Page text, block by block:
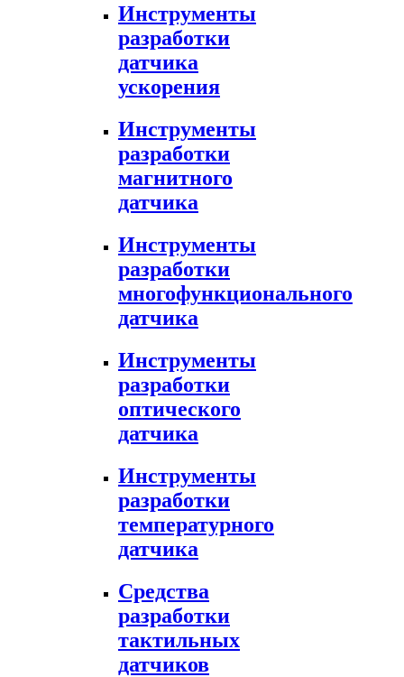
Инструменты
разработки
датчика
ускорения
Инструменты
разработки
магнитного
датчика
Инструменты
разработки
многофункционального
датчика
Инструменты
разработки
оптического
датчика
Инструменты
разработки
температурного
датчика
Средства
разработки
тактильных
датчиков